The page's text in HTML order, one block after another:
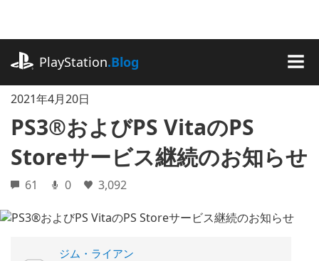
に
ッ
PlayStation.Blog
2021年4月20日
PS3®およびPS VitaのPS
Storeサービス継続のお知らせ
61 0 3,092
ジム・ライアン